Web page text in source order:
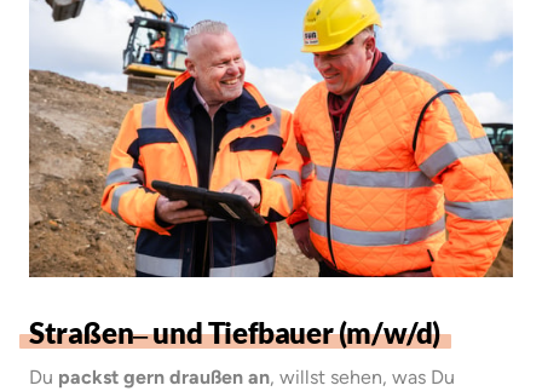
Straßen‒und Tiefbauer (m/w/d)
Du packst gern draußen an, willst sehen, was Du